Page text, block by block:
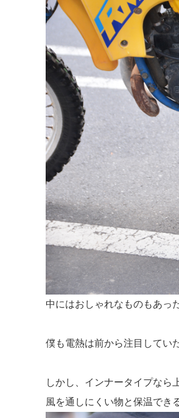
中にはおしゃれなものもあっ
僕も電熱は前から注目してい
しかし、インナータイプなら
風を通しにくい物と保温でき